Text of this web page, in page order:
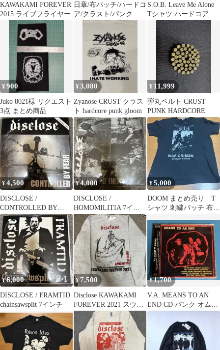
KAWAKAMI FOREVER
2015 ライブフライヤー
日章/布パッチ/ハードコ
ア/クラスト/パンク
S.O.B. Leave Me Alone
Tシャツ ハードコア
¥900
Juko 8021様 リクエスト
3点 まとめ商品
¥3,080
Zyanose CRUST クラス
ト hardcore punk gloom
¥ 11,999
弾丸ベルト CRUST
PUNK HARDCORE
¥4,500
DISCLOSE /
CONTROLLED BY
FEAR 7インチ
¥4,000
DISCLOSE /
HOMOMILITIA 7イン
チレコード
¥5,000
DOOM まとめ売り T
シャツ 刺繍パッチ 布パ
¥6,000
DISCLOSE / FRAMTID
chainsawsplit 7インチ
¥7,500
Disclose KAWAKAMI
FOREVER 2021 スウェ
ット
¥1,700
V.A. MEANS TO AN
END CD パンク オムニ
バス